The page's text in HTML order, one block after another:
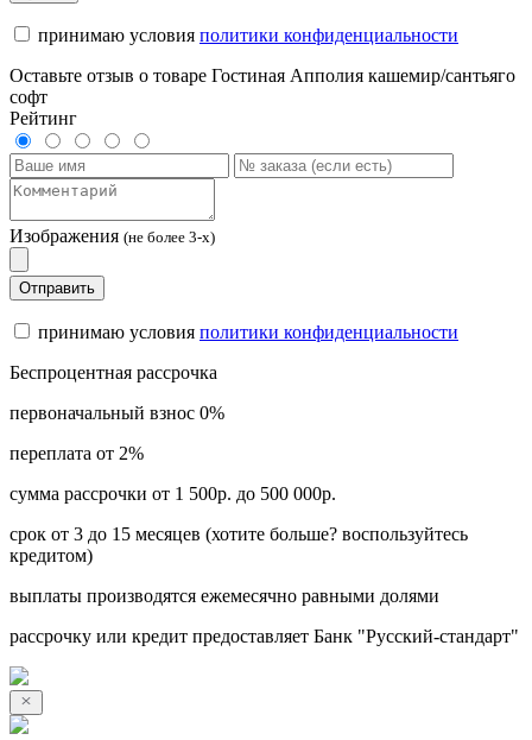
принимаю условия политики конфиденциальности
Оставьте отзыв о товаре Гостиная Апполия кашемир/сантьяго
софт
Рейтинг
Изображения (не более 3-х)
Отправить
принимаю условия политики конфиденциальности
Беспроцентная рассрочка
первоначальный взнос 0%
переплата от 2%
сумма рассрочки от 1 500р. до 500 000р.
срок от 3 до 15 месяцев (хотите больше? воспользуйтесь
кредитом)
выплаты производятся ежемесячно равными долями
рассрочку или кредит предоставляет Банк "Русский-стандарт"